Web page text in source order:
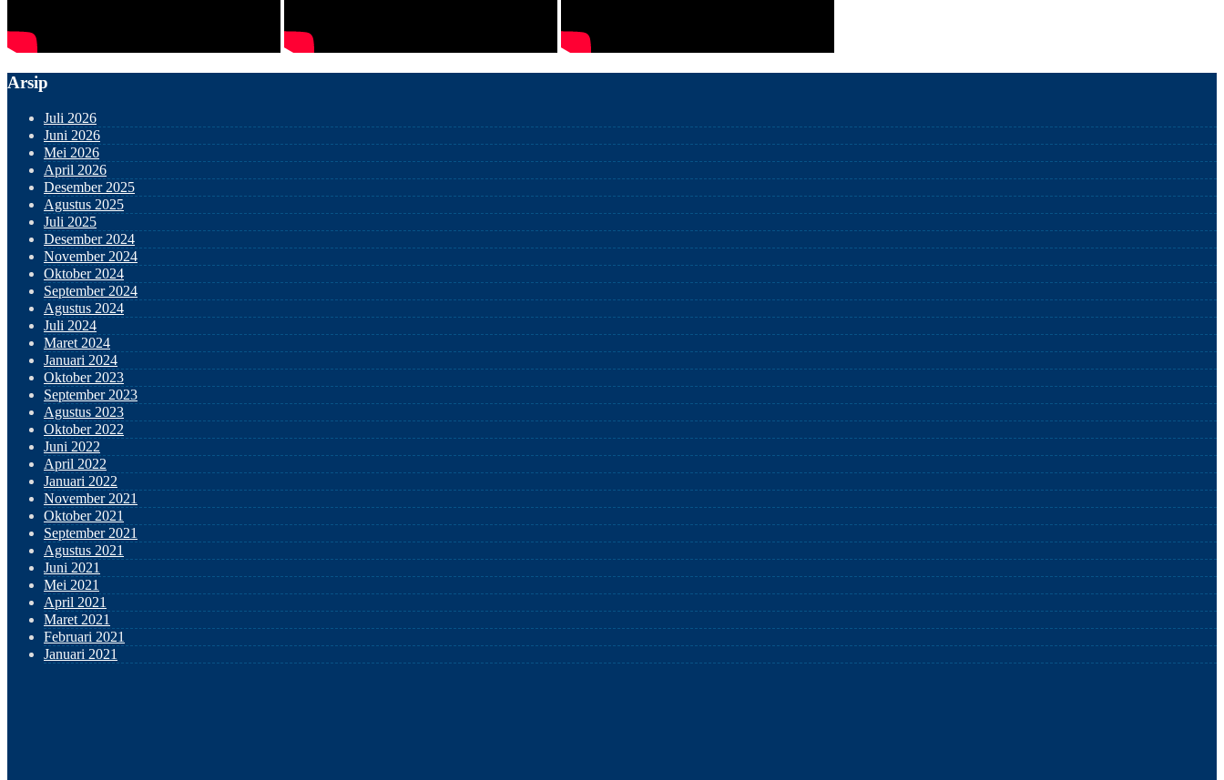
Arsip
Juli 2026
Juni 2026
Mei 2026
April 2026
Desember 2025
Agustus 2025
Juli 2025
Desember 2024
November 2024
Oktober 2024
September 2024
Agustus 2024
Juli 2024
Maret 2024
Januari 2024
Oktober 2023
September 2023
Agustus 2023
Oktober 2022
Juni 2022
April 2022
Januari 2022
November 2021
Oktober 2021
September 2021
Agustus 2021
Juni 2021
Mei 2021
April 2021
Maret 2021
Februari 2021
Januari 2021